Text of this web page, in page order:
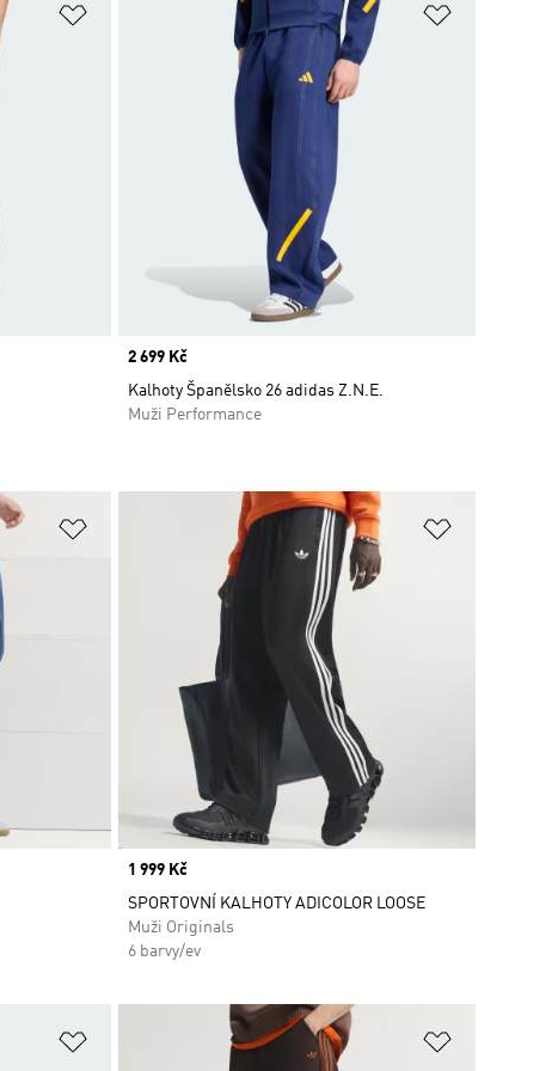
Přidat do seznamu přání
Price
2 699 Kč
Kalhoty Španělsko 26 adidas Z.N.E.
Muži Performance
Přidat do seznamu přání
Price
1 999 Kč
SPORTOVNÍ KALHOTY ADICOLOR LOOSE
Muži Originals
6 barvy/ev
Přidat do seznamu přání